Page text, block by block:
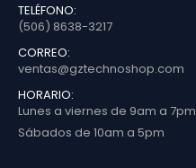
TELÉFONO:
(506) 8638-3217
CORREO:
ventas@gztechnoshop.com
HORARIO:
Lunes a viernes de 9am a 7pm
Sábados de 10am a 5pm